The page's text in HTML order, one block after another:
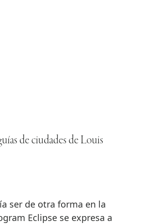
de ciudades de Louis
ser de otra forma en la
Eclipse se expresa a